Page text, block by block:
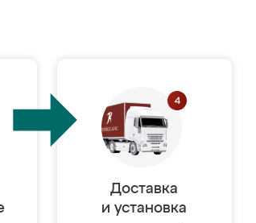
Доставка
и установка